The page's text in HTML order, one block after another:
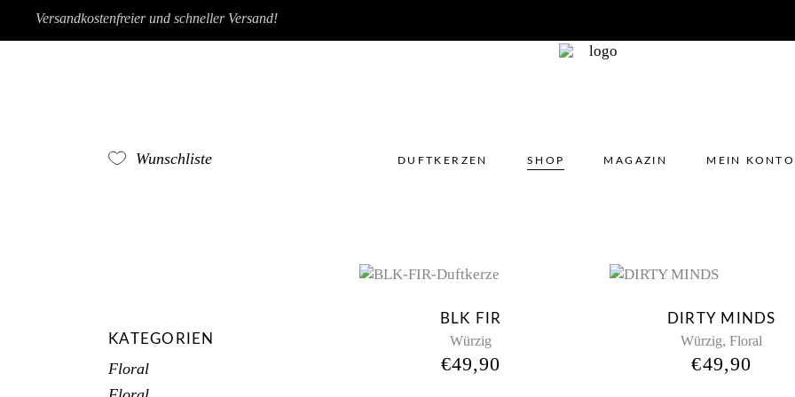
Versandkostenfreier und schneller Versand!
Wunschliste DUFTKERZEN SHOP MAGAZIN MEIN KONTO
KATEGORIEN
Floral
BLK FIR
Würzig
€49,90
DIRTY MINDS
Würzig,Floral
€49,90